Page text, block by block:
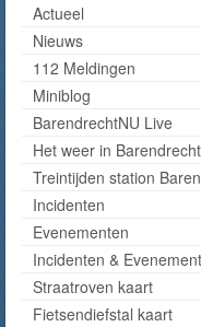
Actueel
Nieuws
112 Meldingen
Miniblog
BarendrechtNU Live
Het weer in Barendrecht
Treintijden station
Incidenten
Evenementen
Incidenten &
Straatroven kaart
Fietsendiefstal kaart